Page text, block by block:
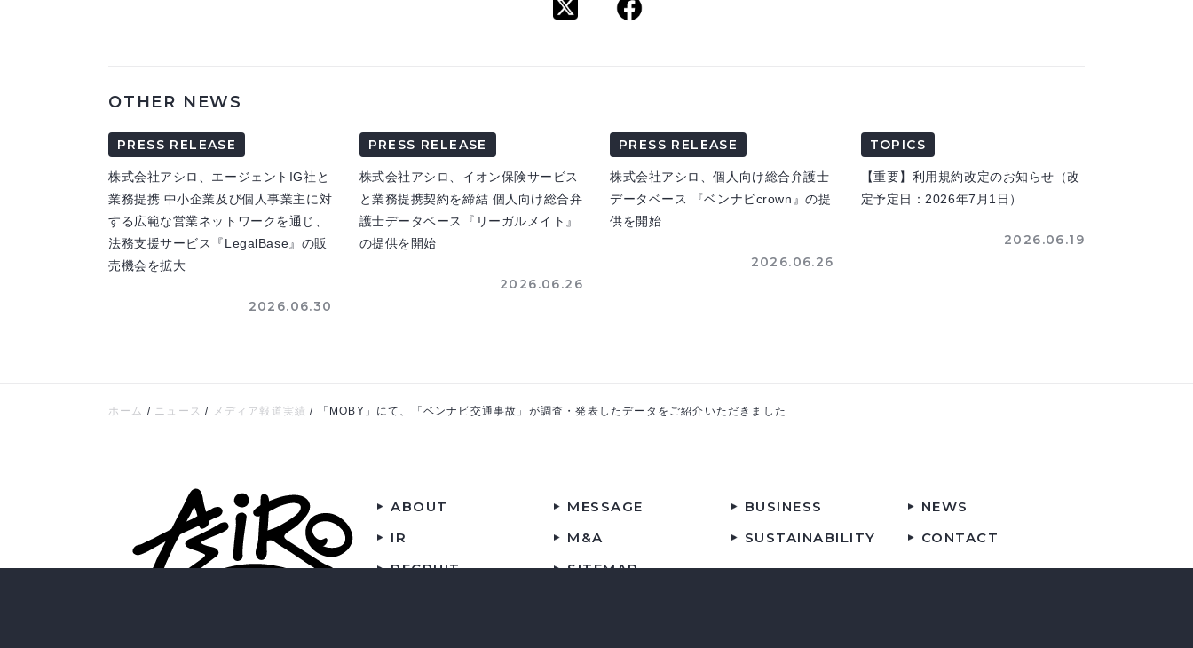
OTHER NEWS
PRESS RELEASE
株式会社アシロ、エージェントIG社と
業務提携 中小企業及び個人事業主に対
する広範な営業ネットワークを通じ、
法務支援サービス『LegalBase』の販
売機会を拡大
2026.06.30
PRESS RELEASE
株式会社アシロ、イオン保険サービス
と業務提携契約を締結 個人向け総合弁
護士データベース『リーガルメイト』
の提供を開始
2026.06.26
PRESS RELEASE
株式会社アシロ、個人向け総合弁護士
データベース 『ベンナビcrown』の提
供を開始
2026.06.26
TOPICS
【重要】利用規約改定のお知らせ（改
定予定日：2026年7月1日）
2026.06.19
ホーム / ニュース / メディア報道実績 / 「MOBY」にて、「ベンナビ交通事故」が調査・発表したデータをご紹介いただきました
ABOUT MESSAGE BUSINESS
NEWS
IR
M&A SUSTAINABILITY
CONTACT
RECRUIT
SITEMAP